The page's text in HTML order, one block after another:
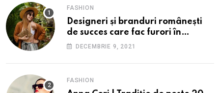
FASHION
Designeri și branduri românești
de succes care fac furori în
străinătate.
DECEMBRIE 9, 2021
FASHION